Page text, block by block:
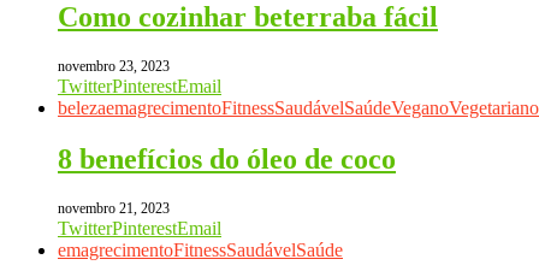
Como cozinhar beterraba fácil
novembro 23, 2023
TwitterPinterestEmail
belezaemagrecimentoFitnessSaudávelSaúdeVeganoVegetariano
8 benefícios do óleo de coco
novembro 21, 2023
TwitterPinterestEmail
emagrecimentoFitnessSaudávelSaúde